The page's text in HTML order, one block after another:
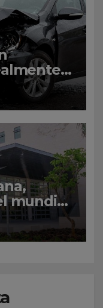
y
mundial